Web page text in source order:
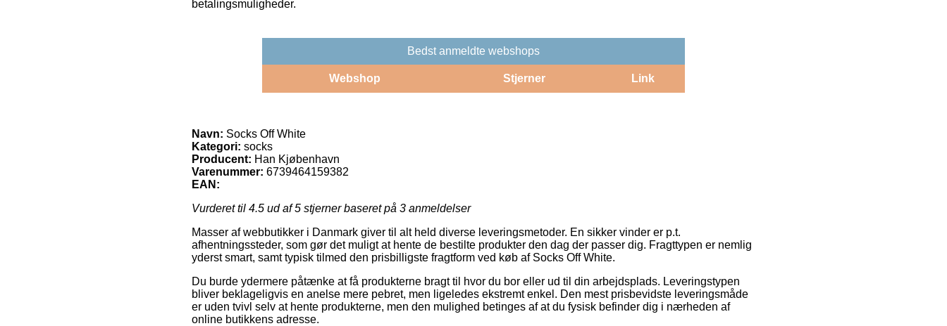
betalingsmuligheder.
Bedst anmeldte webshops
Webshop Stjerner Link
Navn: Socks Off White
Kategori: socks
Producent: Han Kjøbenhavn
Varenummer: 6739464159382
EAN:
Vurderet til 4.5 ud af 5 stjerner baseret på 3 anmeldelser
Masser af webbutikker i Danmark giver til alt held diverse leveringsmetoder. En sikker vinder er p.t.
afhentningssteder, som gør det muligt at hente de bestilte produkter den dag der passer dig. Fragttypen er nemlig
yderst smart, samt typisk tilmed den prisbilligste fragtform ved køb af Socks Off White.
Du burde ydermere påtænke at få produkterne bragt til hvor du bor eller ud til din arbejdsplads. Leveringstypen
bliver beklageligvis en anelse mere pebret, men ligeledes ekstremt enkel. Den mest prisbevidste leveringsmåde
er uden tvivl selv at hente produkterne, men den mulighed betinges af at du fysisk befinder dig i nærheden af
online butikkens adresse.